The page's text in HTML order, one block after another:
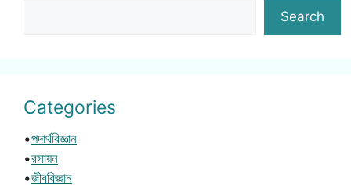
Search
Categories
•পদার্থবিজ্ঞান
•রসায়ন
•জীববিজ্ঞান